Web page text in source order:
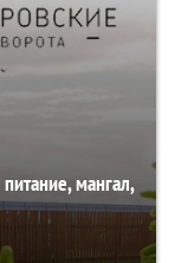
мангал,